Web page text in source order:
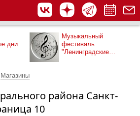
дни
Музыкальный
фестиваль
"Ленинградские
Магазины
района Санкт-
10